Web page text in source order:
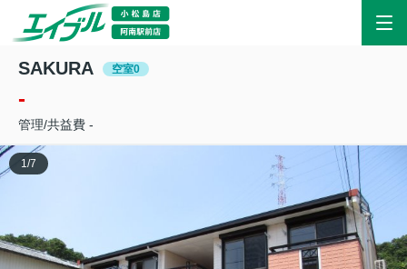
SAKURA 空室0
-
管理/共益費 -
1/7